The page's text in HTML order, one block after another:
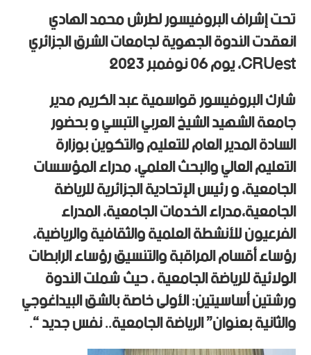
تحت إشراف البروفيسور لطرش محمد الهادي
انعقدت الندوة الجهوية لجامعات الشرق الجزائري
CRUest، يوم 06 نوفمبر 2023
شارك البروفيسور قواسمية عبد الكريم مدير
جامعة الشهيد الشيخ العربي التبسي و بحضور
السادة المدير العام للتعليم والتكوين بوزارة
التعليم العالي والبحث العلمي، مدراء المؤسسات
الجامعية، و رئيس الإتحادية الجزائرية للرياضة
الجامعية،مدراء الخدمات الجامعية، المدراء
الفرعيون للأنشطة العلمية والثقافية والرياضية،
رؤساء أقسام المراقبة والتنسيق رؤساء الرابطات
الولائية للرياضة الجامعية ، حيث شملت الندوة
ورشتين أساسيتين: الأولى خاصة بالشق البيداغوجي
والثانية بعنوان” الرياضة الجامعية.. نفس جديد “.